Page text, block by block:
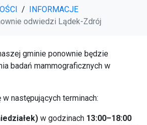
INFORMACJE
odwiedzi Lądek-Zdrój
gminie ponownie będzie
badań mammograficznych w
w następujących terminach:
w godzinach 13:00–18:00